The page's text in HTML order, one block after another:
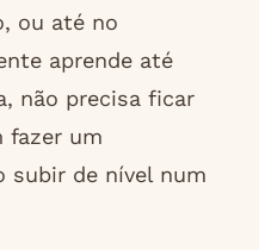
ou até no
aprende até
não precisa ficar
fazer um
subir de nível num